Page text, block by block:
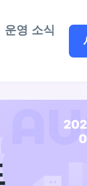
운영 소식